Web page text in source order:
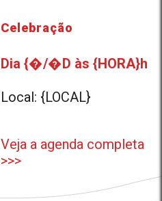
Celebração
Dia {�/�D às {HORA}h
Local: {LOCAL}
Veja a agenda completa
>>>